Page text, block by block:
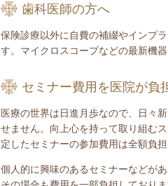
歯科医師の方へ
保険診療以外に自費の補綴やインプ
す。マイクロスコープなどの最新機
セミナー費用を医院が負
医療の世界は日進月歩なので、日々
せません。向上心を持って取り組む
定したセミナーの参加費用は全額負担
個人的に興味のあるセミナーなどが